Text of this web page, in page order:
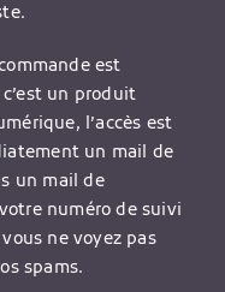
est
un produit
l’accès est
un mail de
un mail de
numéro de suivi
ne voyez pas
spams.